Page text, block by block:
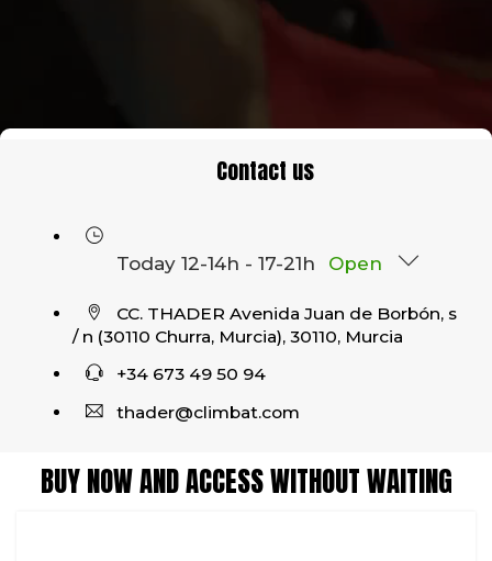
Contact us
Today 12-14h - 17-21h Open
CC. THADER Avenida Juan de Borbón, s
/ n (30110 Churra, Murcia), 30110, Murcia
+34 673 49 50 94
thader@climbat.com
BUY NOW AND ACCESS WITHOUT WAITING